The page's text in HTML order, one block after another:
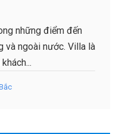
những điểm đến
và ngoài nước. Villa là